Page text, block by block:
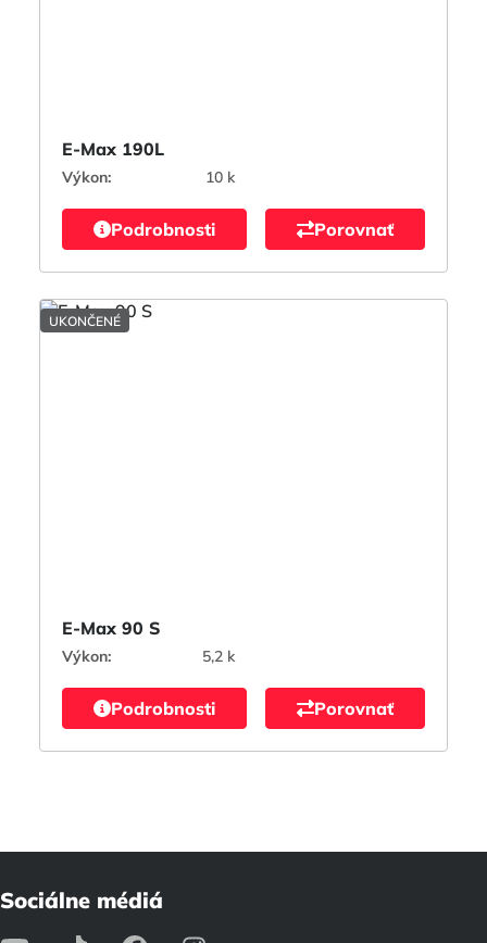
E-Max 190L
Výkon: 10 k
Podrobnosti Porovnať
UKONČENÉ
E-Max 90 S
Výkon: 5,2 k
Podrobnosti Porovnať
Sociálne médiá